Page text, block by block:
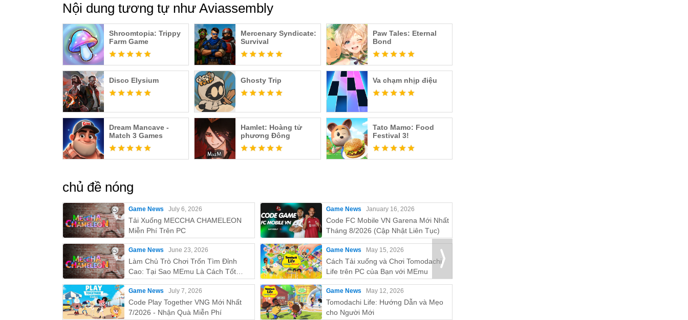
Nội dung tương tự như Aviassembly
Shroomtopia: Trippy
Farm Game
Mercenary Syndicate:
Survival
Paw Tales: Eternal
Bond
Disco Elysium Ghosty Trip Va chạm nhịp điệu
Dream Mancave -
Match 3 Games
Hamlet: Hoàng tử
phương Đông
Tato Mamo: Food
Festival 3!
chủ đề nóng
Game News July 6, 2026
Tải Xuống MECCHA CHAMELEON
Miễn Phí Trên PC
Game News June 23, 2026
Làm Chủ Trò Chơi Trốn Tìm Đỉnh
Cao: Tại Sao MEmu Là Cách Tốt
Nhất Để Chơi MECCHA
CHAMELEON Trên PC!
Game News July 7, 2026
Code Play Together VNG Mới Nhất
7/2026 - Nhận Quà Miễn Phí
Game News January 16, 2026
Code FC Mobile VN Garena Mới Nhất
Tháng 8/2026 (Cập Nhật Liên Tục)
Game News May 15, 2026
Cách Tải xuống và Chơi Tomodachi
Life trên PC của Bạn với MEmu
Game News May 12, 2026
Tomodachi Life: Hướng Dẫn và Mẹo
cho Người Mới